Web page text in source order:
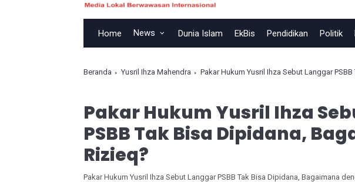
Home News Dunia Islam EkBis Pendidikan Politik
Beranda Yusril Ihza Mahendra Pakar Hukum Yusril Ihza Sebut Langgar PSBB
Pakar Hukum Yusril Ihza
PSBB Tak Bisa Dipidana,
Rizieq?
Pakar Hukum Yusril Ihza Sebut Langgar PSBB Tak Bisa Dipidana, Bagaimana